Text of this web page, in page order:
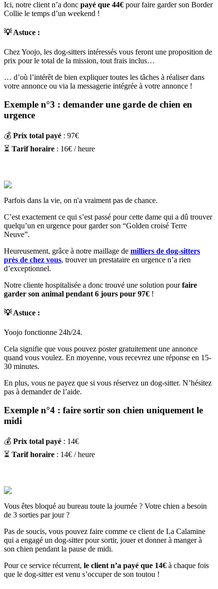
Ici, notre client n’a donc payé que 44€ pour faire garder son Border
Collie le temps d’un weekend !
💡 Astuce :
Chez Yoojo, les dog-sitters intéressés vous feront une proposition de
prix pour le total de la mission, tout frais inclus…
… d’où l’intérêt de bien expliquer toutes les tâches à réaliser dans
votre annonce ou via la messagerie intégrée à votre annonce !
Exemple n°3 : demander une garde de chien en
urgence
💰 Prix total payé : 97€
⏳ Tarif horaire : 16€ / heure
Parfois dans la vie, on n'a vraiment pas de chance.
C’est exactement ce qui s’est passé pour cette dame qui a dû trouver
quelqu’un en urgence pour garder son “Golden croisé Terre
Neuve”.
Heureusement, grâce à notre maillage de milliers de dog-sitters
près de chez vous, trouver un prestataire en urgence n’a rien
d’exceptionnel.
Notre cliente hospitalisée a donc trouvé une solution pourfaire
garder son animal pendant 6 jours pour 97€ !
💡 Astuce :
Yoojo fonctionne 24h/24.
Cela signifie que vous pouvez poster gratuitement une annonce
quand vous voulez. En moyenne, vous recevrez une réponse en 15-
30 minutes.
En plus, vous ne payez que si vous réservez un dog-sitter. N’hésitez
pas à demander de l’aide.
Exemple n°4 : faire sortir son chien uniquement le
midi
💰 Prix total payé : 14€
⏳ Tarif horaire : 14€ / heure
Vous êtes bloqué au bureau toute la journée ? Votre chien a besoin
de 3 sorties par jour ?
Pas de soucis, vous pouvez faire comme ce client de La Calamine
qui a engagé un dog-sitter pour sortir, jouer et donner à manger à
son chien pendant la pause de midi.
Pour ce service récurrent, le client n’a payé que 14€ à chaque fois
que le dog-sitter est venu s’occuper de son toutou !